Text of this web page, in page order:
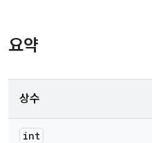
요약
상수
int